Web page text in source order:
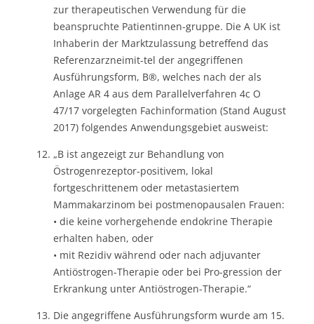
zur therapeutischen Verwendung für die
beanspruchte Patientinnen-gruppe. Die A UK ist
Inhaberin der Marktzulassung betreffend das
Referenzarzneimit-tel der angegriffenen
Ausführungsform, B®, welches nach der als
Anlage AR 4 aus dem Parallelverfahren 4c O
47/17 vorgelegten Fachinformation (Stand August
2017) folgendes Anwendungsgebiet ausweist:
„B ist angezeigt zur Behandlung von
Östrogenrezeptor-positivem, lokal
fortgeschrittenem oder metastasiertem
Mammakarzinom bei postmenopausalen Frauen:
• die keine vorhergehende endokrine Therapie
erhalten haben, oder
• mit Rezidiv während oder nach adjuvanter
Antiöstrogen-Therapie oder bei Pro-gression der
Erkrankung unter Antiöstrogen-Therapie.“
Die angegriffene Ausführungsform wurde am 15.